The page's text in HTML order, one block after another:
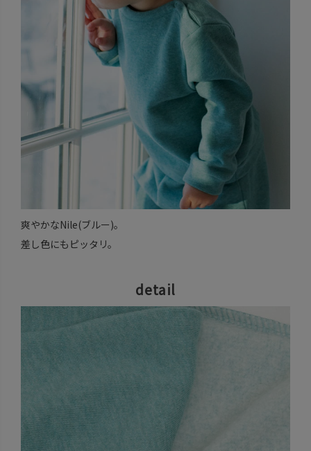
爽やかなNile(ブルー)。
差し色にもピッタリ。
detail